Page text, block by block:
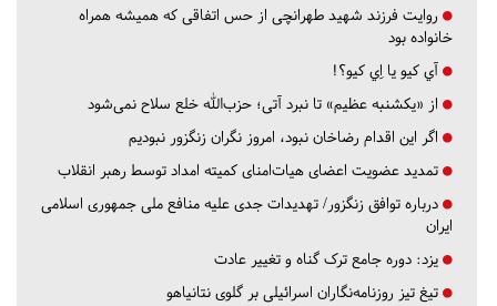
روایت فرزند شهید طهرانچی از حس اتفاقی که همیشه همراه
خانواده بود
آي كيو يا اِي كيو؟!
از «یکشنبه عظیم» تا نبرد آتی؛ حزب‌الله خلع سلاح نمی‌شود
اگر این اقدام رضاخان نبود، امروز نگران زنگزور نبودیم
تمدید عضویت اعضای هیات‌امنای کمیته امداد توسط رهبر انقلاب
درباره توافق زنگزور/ تهدیدات جدی علیه منافع ملی جمهوری اسلامی
ایران
یزد: دوره جامع ترک گناه و تغییر عادت
تیغ تیز روزنامه‌نگاران اسرائیلی بر گلوی نتانیاهو